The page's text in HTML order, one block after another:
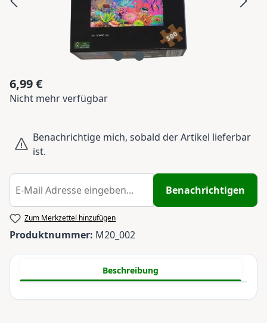
Regulärer Preis:
6,99 €
Nicht mehr verfügbar
Benachrichtige mich, sobald der Artikel lieferbar
ist.
Benachrichtigen
Zum Merkzettel hinzufügen
Produktnummer: M20_002
Beschreibung